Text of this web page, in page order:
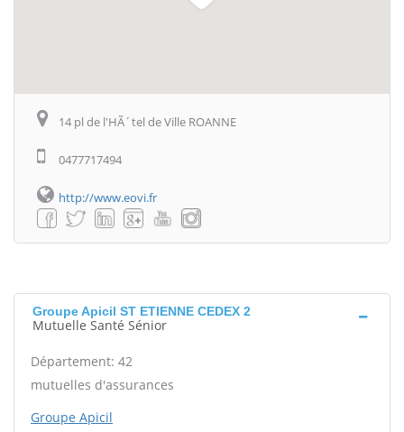
14 pl de l'HÃ´tel de Ville ROANNE
0477717494
http://www.eovi.fr
Groupe Apicil ST ETIENNE CEDEX 2
Mutuelle Santé Sénior
Département: 42
mutuelles d'assurances
Groupe Apicil